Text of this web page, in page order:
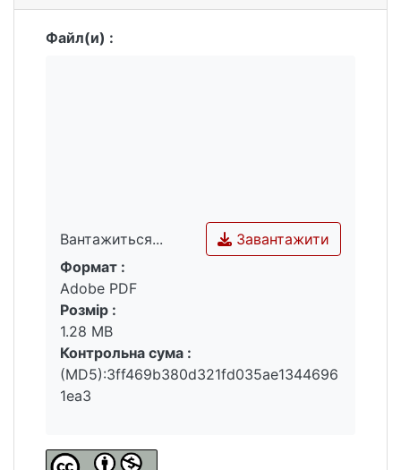
Файл(и) :
Вантажиться...
Вантажиться...
Завантажити
Формат :
Adobe PDF
Розмір :
1.28 MB
Контрольна сума :
(MD5):3ff469b380d321fd035ae1344696
1ea3